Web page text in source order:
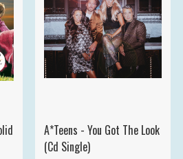
A*Teens - You Got The Look
(Cd Single)